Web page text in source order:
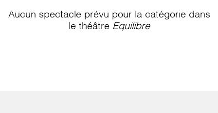
Aucun spectacle prévu pour la catégorie dans
le théâtre Equilibre